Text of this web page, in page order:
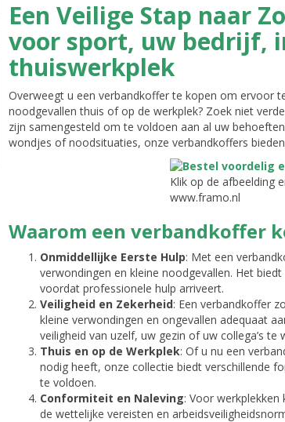
Een Veilige Stap naar
voor sport, uw bedrijf,
thuiswerkplek
Overweegt u een verbandkoffer te kopen om ervoor
noodgevallen thuis of op de werkplek? Zoek niet
zijn samengesteld om te voldoen aan al uw
wondjes of noodsituaties, onze verbandkoffers
Klik op de afbeelding
www.framo.nl
Waarom een verbandkoffer
Onmiddellijke Eerste Hulp: Met een
verwondingen en kleine noodgevallen. Het
voordat professionele hulp arriveert.
Veiligheid en Zekerheid: Een verbandkoffer
kleine verwondingen en ongevallen adequaat
veiligheid van uzelf, uw gezin of uw collega’s te
Thuis en op de Werkplek: Of u nu een
nodig heeft, onze collectie biedt verschillende
te voldoen.
Conformiteit en Naleving: Voor
de wettelijke vereisten en